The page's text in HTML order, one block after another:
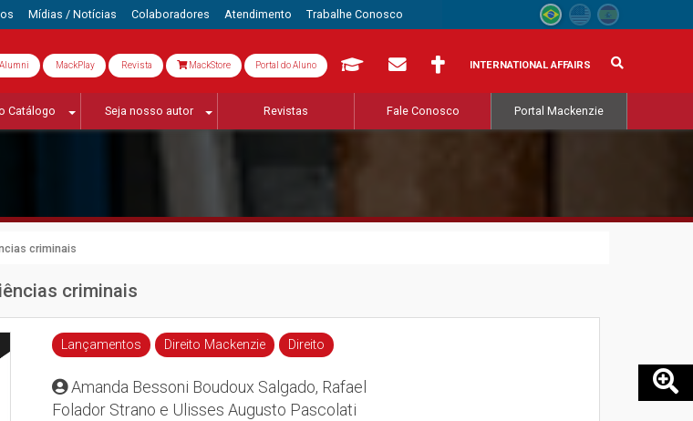
Mídias / Notícias Colaboradores Atendimento Trabalhe Conosco
Alumni MackPlay Revista MackStore Portal do Aluno INTERNATIONAL AFFAIRS
Catálogo Seja nosso autor Revistas Fale Conosco Portal Mackenzie
criminais
criminais
Lançamentos Direito Mackenzie Direito
Amanda Bessoni Boudoux Salgado, Rafael
Folador Strano e Ulisses Augusto Pascolati